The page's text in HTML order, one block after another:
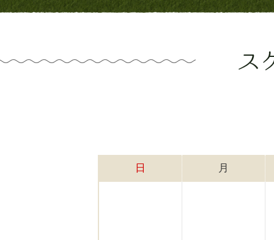
日 月